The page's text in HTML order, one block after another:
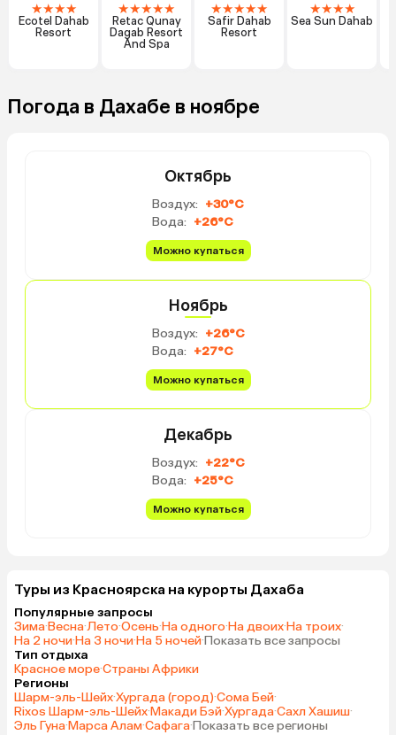
★★★★
Ecotel Dahab
Resort
★★★★★
Retac Qunay
Dagab Resort
And Spa
★★★★★
Safir Dahab
Resort
★★★★
Sea Sun Dahab
Погода в Дахабе в ноябре
Октябрь
Воздух: +30°C
Вода: +26°C
Можно купаться
Ноябрь
Воздух: +26°C
Вода: +27°C
Можно купаться
Декабрь
Воздух: +22°C
Вода: +25°C
Можно купаться
Туры из Красноярска на курорты Дахаба
Популярные запросы
Зима·Весна·Лето·Осень·На одного·На двоих·На троих·
На 2 ночи·На 3 ночи·На 5 ночей·Показать все запросы
Тип отдыха
Красное море·Страны Африки
Регионы
Шарм-эль-Шейх·Хургада (город)·Сома Бей·
Rixos Шарм-эль-Шейх·Макади Бэй·Хургада·Сахл Хашиш·
Эль Гуна·Марса Алам·Сафага·Показать все регионы